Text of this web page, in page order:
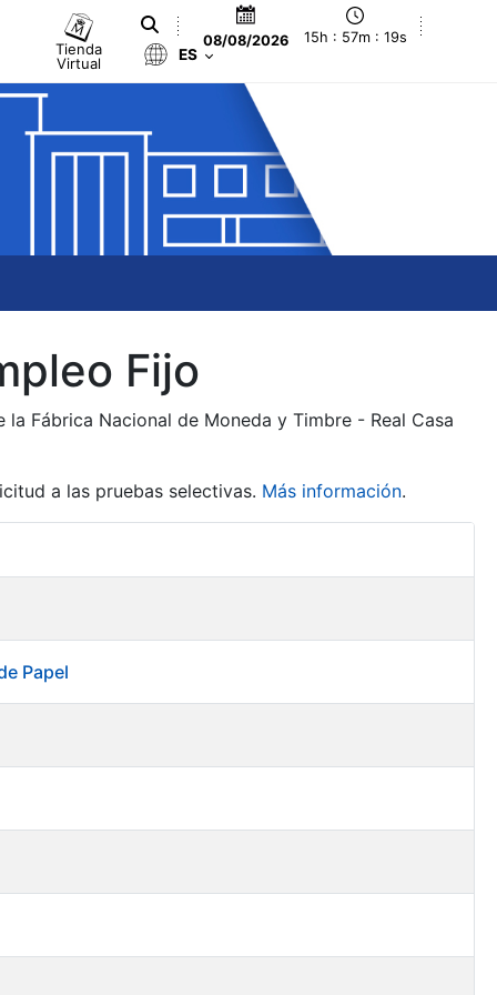
Tienda
Virtual
08/08/2026 15h : 57m : 20s
ES
Fijo
Fábrica Nacional de Moneda y Timbre - Real Casa
a las pruebas selectivas. Más información.
Papel